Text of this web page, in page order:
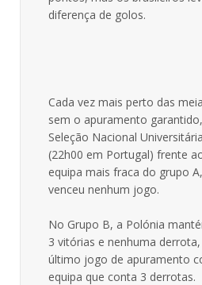
diferença de golos.
Cada vez mais perto das
sem o apuramento
Seleção Nacional
(22h00 em Portugal) frente
equipa mais fraca do grupo
venceu nenhum jogo.
No Grupo B, a Polónia
3 vitórias e nenhuma
último jogo de apuramento
equipa que conta 3 derrotas.